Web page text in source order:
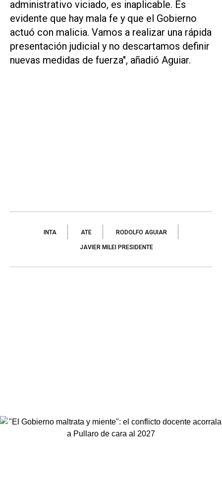
administrativo viciado, es inaplicable. Es
evidente que hay mala fe y que el Gobierno
actuó con malicia. Vamos a realizar una rápida
presentación judicial y no descartamos definir
nuevas medidas de fuerza", añadió Aguiar.
INTA ATE RODOLFO AGUIAR
JAVIER MILEI PRESIDENTE